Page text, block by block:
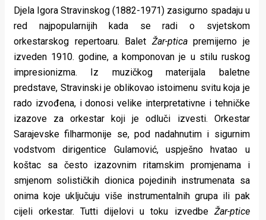
Djela Igora Stravinskog (1882-1971) zasigurno spadaju u
red najpopularnijih kada se radi o svjetskom
orkestarskog repertoaru. Balet Žar-pticapremijerno je
izveden 1910. godine, a komponovan je u stilu ruskog
impresionizma. Iz muzičkog materijala baletne
predstave, Stravinski je oblikovao istoimenu svitu koja je
rado izvođena, i donosi velike interpretativne i tehničke
izazove za orkestar koji je odluči izvesti. Orkestar
Sarajevske filharmonije se, pod nadahnutim i sigurnim
vodstvom dirigentice Gulamović, uspješno hvatao u
koštac sa često izazovnim ritamskim promjenama i
smjenom solističkih dionica pojedinih instrumenata sa
onima koje uključuju više instrumentalnih grupa ili pak
cijeli orkestar. Tutti dijelovi u toku izvedbe Žar-ptice